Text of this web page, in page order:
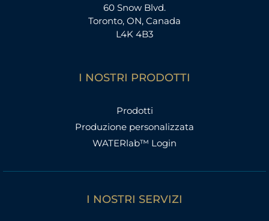
60 Snow Blvd.
Toronto, ON, Canada
L4K 4B3
I NOSTRI PRODOTTI
Prodotti
Produzione personalizzata
WATERlab™ Login
I NOSTRI SERVIZI